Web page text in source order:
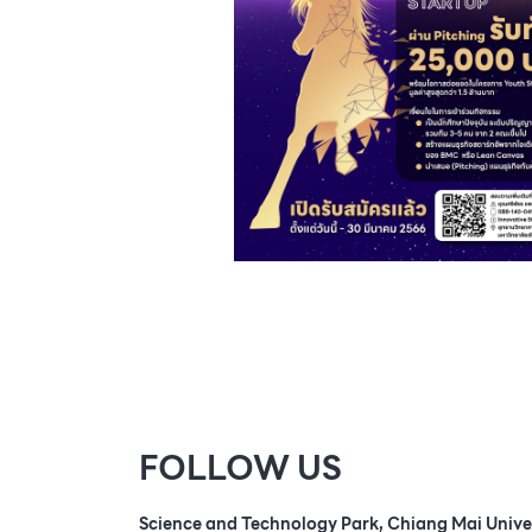
FOLLOW US
Science and Technology Park, Chiang Mai